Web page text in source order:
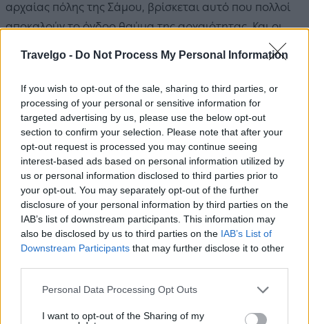
Travelgo - Do Not Process My Personal Information
If you wish to opt-out of the sale, sharing to third parties, or
processing of your personal or sensitive information for
targeted advertising by us, please use the below opt-out
section to confirm your selection. Please note that after your
opt-out request is processed you may continue seeing
interest-based ads based on personal information utilized by
us or personal information disclosed to third parties prior to
your opt-out. You may separately opt-out of the further
disclosure of your personal information by third parties on the
IAB’s list of downstream participants. This information may
also be disclosed by us to third parties on the IAB’s List of
Downstream Participants that may further disclose it to other
Please note that this website/app uses one or more Google
not limited to your visit or usage behaviour. You may click to
Personal Data Processing Opt Outs
I want to opt-out of the Sharing of my
αρχαίας πόλης της Σάμου, βρίσκεται αυτό που πολλοί
αποκαλούν το όγδοο θαύμα της αρχαιότητας. Και οι
μηχανολόγοι συμφωνούν. Το 550 π.Χ. ο αρχιτέκτονας
μήκους 1036 μέτρων κατ’ εντολή του τυράννου
Πολυκράτη, για να ενώσει τις δύο πλευρές του βουνού
και να φέρει νερό προς την, τότε, πρωτεύουσα της
Σάμου. Το πρωτότυπο αυτόυδραγωγείοέπρεπε να
είναι αθέατο από τους εχθρούς για να μην μπορούν να
το καταστρέψουν, καταδικάζοντας τους Σάμιους σε
λειψυδρία.
Ο Ευπαλίνος ήταν τόσο σπουδαίος μηχανικός που, με
μαθηματικούς υπολογισμούς και μόνο, ξεκίνησε το
σκάψιμο αυτού του αμφίστομου ορύγματος και από τις
δύο πλευρές του βουνού ταυτόχρονα! Μια δεκαετία